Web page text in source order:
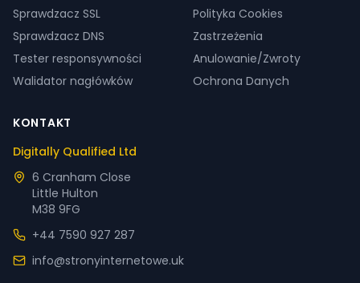
Sprawdzacz SSL
Sprawdzacz DNS
Tester responsywności
Walidator nagłówków
Polityka Cookies
Zastrzeżenia
Anulowanie/Zwroty
Ochrona Danych
KONTAKT
Digitally Qualified Ltd
6 Cranham Close
Little Hulton
M38 9FG
+44 7590 927 287
info@stronyinternetowe.uk